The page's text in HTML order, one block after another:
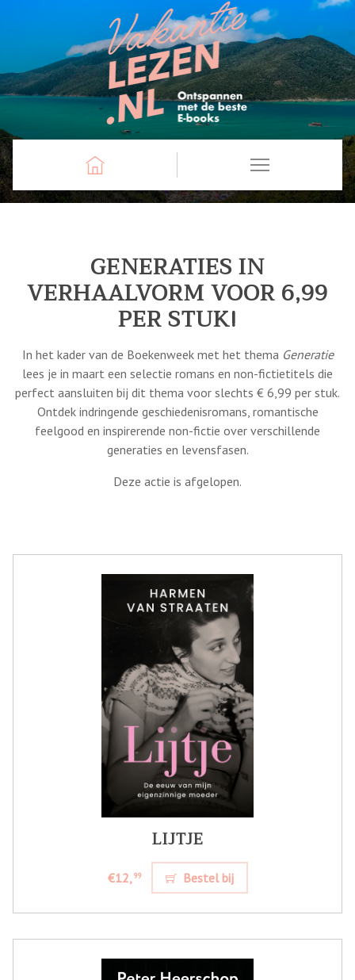
GENERATIES IN
VERHAALVORM VOOR 6,99
PER STUK!
In het kader van de Boekenweek met het thema Generatie
lees je in maart een selectie romans en non-fictietitels die
perfect aansluiten bij dit thema voor slechts € 6,99 per stuk.
Ontdek indringende geschiedenisromans, romantische
feelgood en inspirerende non-fictie over verschillende
generaties en levensfasen.
Deze actie is afgelopen.
LIJTJE
€12,99 Bestel bij